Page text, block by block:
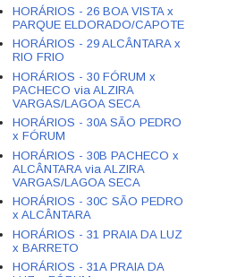
HORÁRIOS - 26 BOA VISTA x
PARQUE ELDORADO/CAPOTE
HORÁRIOS - 29 ALCÂNTARA x
RIO FRIO
HORÁRIOS - 30 FÓRUM x
PACHECO via ALZIRA
VARGAS/LAGOA SECA
HORÁRIOS - 30A SÃO PEDRO
x FÓRUM
HORÁRIOS - 30B PACHECO x
ALCÂNTARA via ALZIRA
VARGAS/LAGOA SECA
HORÁRIOS - 30C SÃO PEDRO
x ALCÂNTARA
HORÁRIOS - 31 PRAIA DA LUZ
x BARRETO
HORÁRIOS - 31A PRAIA DA